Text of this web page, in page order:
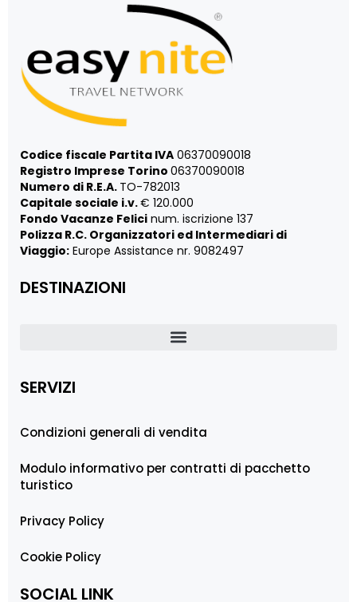
Codice fiscale Partita IVA 06370090018
Registro Imprese Torino 06370090018
Numero di R.E.A. TO-782013
Capitale sociale i.v.€ 120.000
Fondo Vacanze Felici num. iscrizione 137
Polizza R.C. Organizzatori ed Intermediari di
Viaggio: Europe Assistance nr. 9082497
DESTINAZIONI
SERVIZI
Condizioni generali di vendita
Modulo informativo per contratti di pacchetto
turistico
Privacy Policy
Cookie Policy
SOCIAL LINK